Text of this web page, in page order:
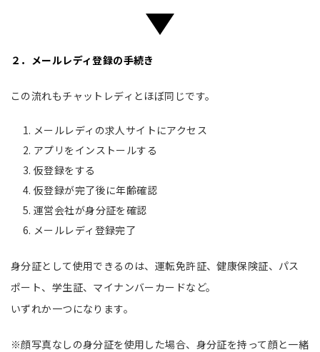
２．メールレディ登録の手続き
この流れもチャットレディとほぼ同じです。
メールレディの求人サイトにアクセス
アプリをインストールする
仮登録をする
仮登録が完了後に年齢確認
運営会社が身分証を確認
メールレディ登録完了
身分証として使用できるのは、運転免許証、健康保険証、パス
ポート、学生証、マイナンバーカードなど。
いずれか一つになります。
※顔写真なしの身分証を使用した場合、身分証を持って顔と一緒